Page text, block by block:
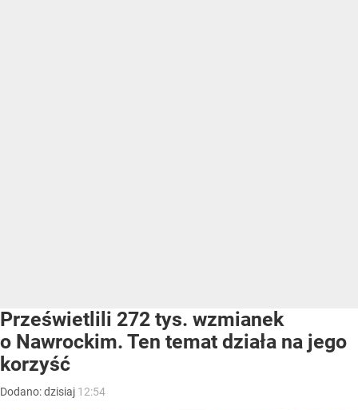
Prześwietlili 272 tys. wzmianek
o Nawrockim. Ten temat działa na jego
korzyść
Dodano:dzisiaj 12:54